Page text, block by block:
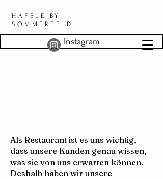
Instagram
HÄFELE BY
SOMMERFELD
Als Restaurant ist es uns wichtig,
dass unsere Kunden genau wissen,
was sie von uns erwarten können.
Deshalb haben wir unsere